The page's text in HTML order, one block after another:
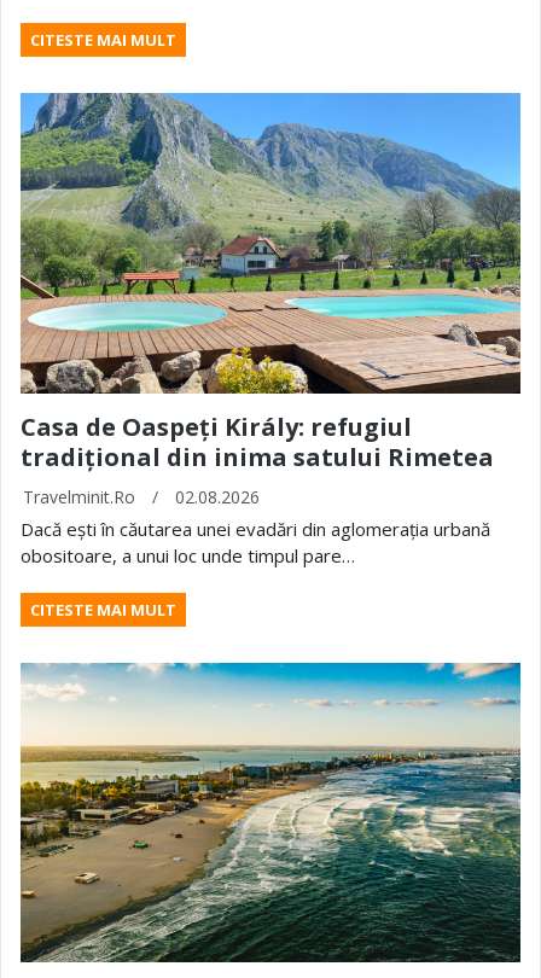
CITESTE MAI MULT
Casa de Oaspeți Király: refugiul
tradițional din inima satului Rimetea
Travelminit.ro / 02.08.2026
Dacă ești în căutarea unei evadări din aglomerația urbană
obositoare, a unui loc unde timpul pare…
CITESTE MAI MULT